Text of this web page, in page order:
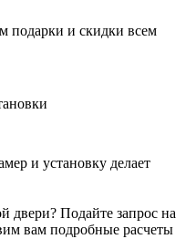
подарки и скидки всем
и установку делает
двери? Подайте запрос на
вам подробные расчеты